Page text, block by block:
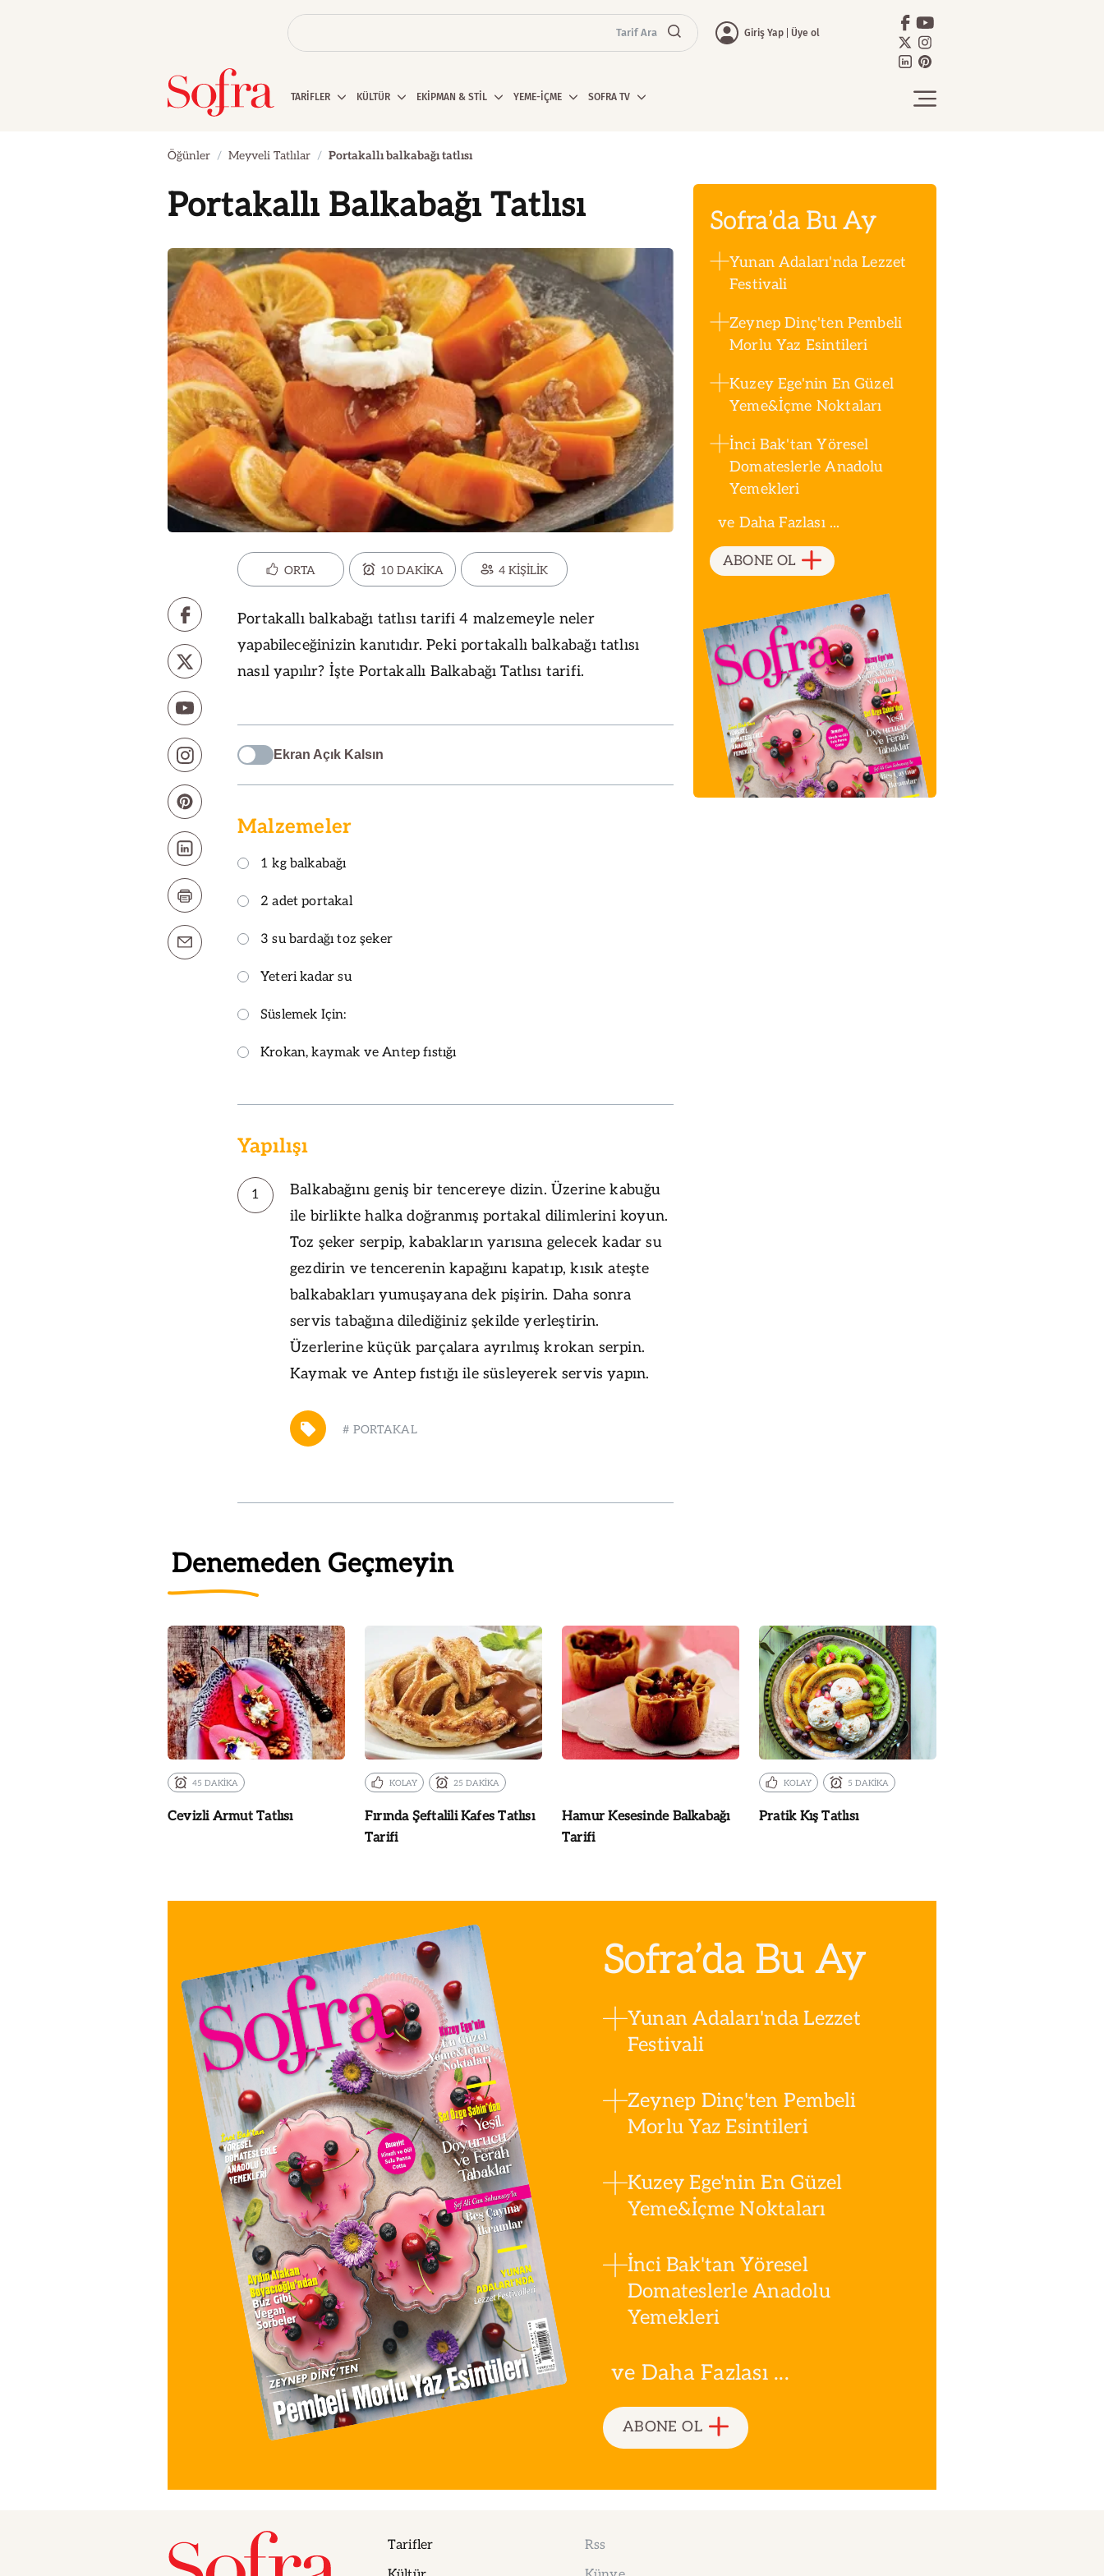
Tarif Ara Giriş Yap Üye ol
TARİFLER KÜLTÜR EKİPMAN & STİL YEME-İÇME SOFRA TV
Öğünler Meyveli Tatlılar Portakallı balkabağı tatlısı
Portakallı Balkabağı Tatlısı
ORTA 10 DAKİKA 4 KİŞİLİK
Portakallı balkabağı tatlısı tarifi 4 malzemeyle neler
yapabileceğinizin kanıtıdır. Peki portakallı balkabağı tatlısı
nasıl yapılır? İşte Portakallı Balkabağı Tatlısı tarifi.
Ekran Açık Kalsın
Malzemeler
1 kg balkabağı
2 adet portakal
3 su bardağı toz şeker
Yeteri kadar su
Süslemek Için:
Krokan, kaymak ve Antep fıstığı
Yapılışı
1
Balkabağını geniş bir tencereye dizin. Üzerine kabuğu
ile birlikte halka doğranmış portakal dilimlerini koyun.
Toz şeker serpip, kabakların yarısına gelecek kadar su
gezdirin ve tencerenin kapağını kapatıp, kısık ateşte
balkabakları yumuşayana dek pişirin. Daha sonra
servis tabağına dilediğiniz şekilde yerleştirin.
Üzerlerine küçük parçalara ayrılmış krokan serpin.
Kaymak ve Antep fıstığı ile süsleyerek servis yapın.
# PORTAKAL
Sofra’da Bu Ay
Yunan Adaları'nda Lezzet
Festivali
Zeynep Dinç'ten Pembeli
Morlu Yaz Esintileri
Kuzey Ege'nin En Güzel
Yeme&İçme Noktaları
İnci Bak'tan Yöresel
Domateslerle Anadolu
Yemekleri
ve Daha Fazlası ...
ABONE OL
Denemeden Geçmeyin
45 DAKİKA
Cevizli Armut Tatlısı
KOLAY 25 DAKİKA
Fırında Şeftalili Kafes Tatlısı
Tarifi
Hamur Kesesinde Balkabağı
Tarifi
KOLAY 5 DAKİKA
Pratik Kış Tatlısı
Sofra’da Bu Ay
Yunan Adaları'nda Lezzet
Festivali
Zeynep Dinç'ten Pembeli
Morlu Yaz Esintileri
Kuzey Ege'nin En Güzel
Yeme&İçme Noktaları
İnci Bak'tan Yöresel
Domateslerle Anadolu
Yemekleri
ve Daha Fazlası ...
ABONE OL
Tarifler
Rss